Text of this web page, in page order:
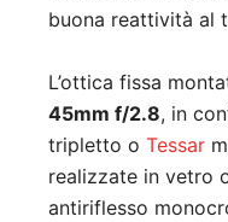
buona reattività al
L’ottica fissa
45mm f/2.8, in
tripletto o Tessar
realizzate in vetro
antiriflesso